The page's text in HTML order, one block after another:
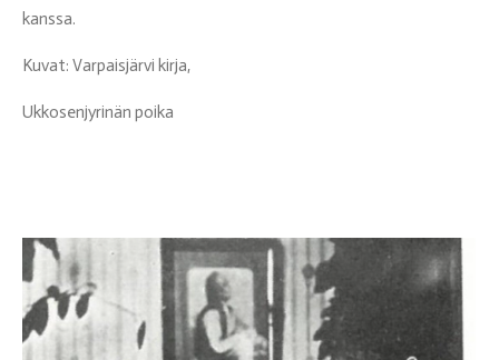
kanssa.
Kuvat: Varpaisjärvi kirja,
Ukkosenjyrinän poika